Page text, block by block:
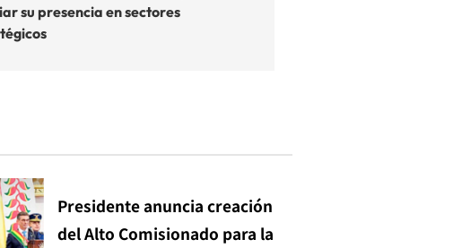
su presencia en sectores
Presidente anuncia creación
del Alto Comisionado para la